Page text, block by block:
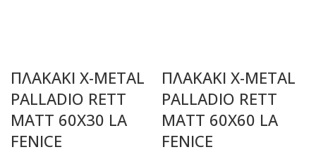
ΠΛΑΚΑΚΙ X-METAL
PALLADIO RETT
MATT 60X30 LA
FENICE
ΠΛΑΚΑΚΙ X-METAL
PALLADIO RETT
MATT 60X60 LA
FENICE